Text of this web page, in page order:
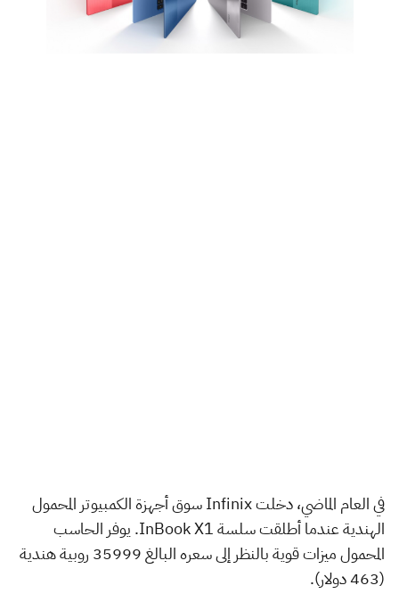
في العام الماضي، دخلت Infinix سوق أجهزة الكمبيوتر المحمول
الهندية عندما أطلقت سلسة InBook X1. يوفر الحاسب
المحمول ميزات قوية بالنظر إلى سعره البالغ 35999 روبية هندية
(463 دولار).